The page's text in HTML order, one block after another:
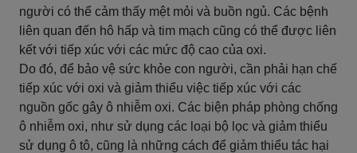
người có thể cảm thấy mệt mỏi và buồn ngủ. Các bệnh
liên quan đến hô hấp và tim mạch cũng có thể được liên
kết với tiếp xúc với các mức độ cao của oxi.
Do đó, để bảo vệ sức khỏe con người, cần phải hạn chế
tiếp xúc với oxi và giảm thiểu việc tiếp xúc với các
nguồn gốc gây ô nhiễm oxi. Các biện pháp phòng chống
ô nhiễm oxi, như sử dụng các loại bộ lọc và giảm thiểu
sử dụng ô tô, cũng là những cách để giảm thiểu tác hại